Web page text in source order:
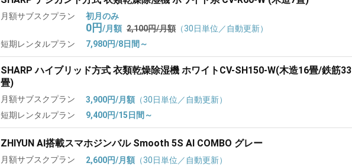
月額サブスクプラン 初月のみ
0円/月額 2,100円/月額 （30日単位／自動更新）
短期レンタルプラン
7,980円/8日間～
SHARP ハイブリッド方式 衣類乾燥除湿機 ホワイトCV-SH150-W(木造16畳/鉄筋33
畳)
月額サブスクプラン 3,900円/月額 （30日単位／自動更新）
短期レンタルプラン
9,400円/15日間～
ZHIYUN AI搭載スマホジンバル Smooth 5S AI COMBO グレー
月額サブスクプラン 2,600円/月額 （30日単位／自動更新）